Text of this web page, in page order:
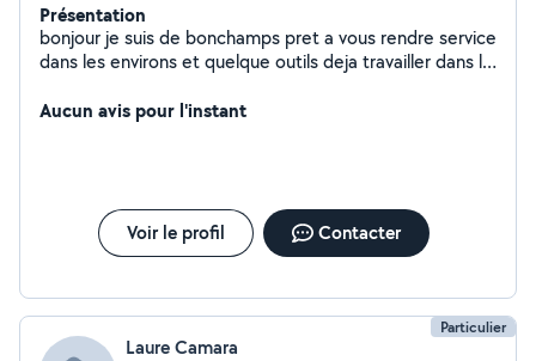
Présentation
bonjour je suis de bonchamps pret a vous rendre service
dans les environs et quelque outils deja travailler dans la
meuble proposer je vous rrep si possible merci pour
Aucun avis pour l'instant
Voir le profil Contacter
Particulier
Laure Camara